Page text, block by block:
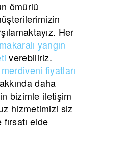
ömürlü
Her
makaralı yangın
verebiliriz.
fiyatları
daha
bizimle iletişim
hizmetimizi siz
elde